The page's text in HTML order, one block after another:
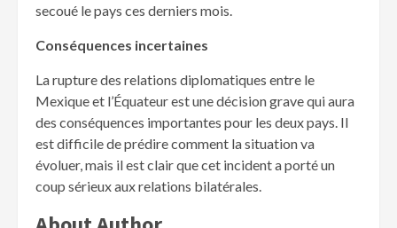
secoué le pays ces derniers mois.
Conséquences incertaines
La rupture des relations diplomatiques entre le
Mexique et l’Équateur est une décision grave qui aura
des conséquences importantes pour les deux pays. Il
est difficile de prédire comment la situation va
évoluer, mais il est clair que cet incident a porté un
coup sérieux aux relations bilatérales.